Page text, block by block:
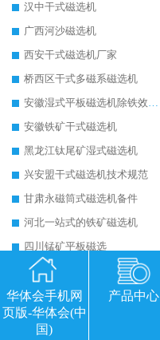
汉中干式磁选机
广西河沙磁选机
西安干式磁选机厂家
桥西区干式多磁系磁选机
安徽湿式平板磁选机除铁效果怎么样
安徽铁矿干式磁选机
黑龙江钛尾矿湿式磁选机
兴安盟干式磁选机技术规范
甘肃永磁筒式磁选机备件
河北一站式的铁矿磁选机
四川锰矿平板磁选
陕西平板全自动磁选机生产厂家
湖北强磁永磁滚筒
福建砂土矿干式磁选机
华体会手机网
页版-华体会(中
国)
产品中心